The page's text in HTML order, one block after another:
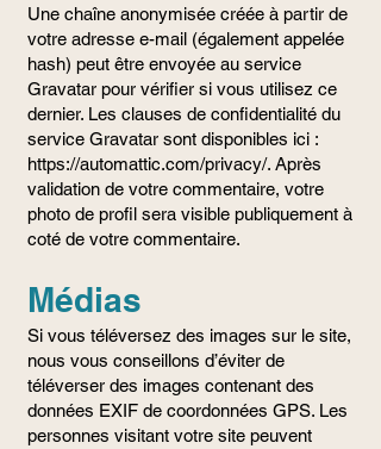
Une chaîne anonymisée créée à partir de
votre adresse e-mail (également appelée
hash) peut être envoyée au service
Gravatar pour vérifier si vous utilisez ce
dernier. Les clauses de confidentialité du
service Gravatar sont disponibles ici :
https://automattic.com/privacy/. Après
validation de votre commentaire, votre
photo de profil sera visible publiquement à
coté de votre commentaire.
Médias
Si vous téléversez des images sur le site,
nous vous conseillons d’éviter de
téléverser des images contenant des
données EXIF de coordonnées GPS. Les
personnes visitant votre site peuvent